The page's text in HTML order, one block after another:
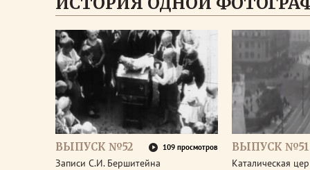
ВЫПУСК №52 109 просмотров
Записи С.И. Бершитейна
ВЫПУСК №51
Каталическая